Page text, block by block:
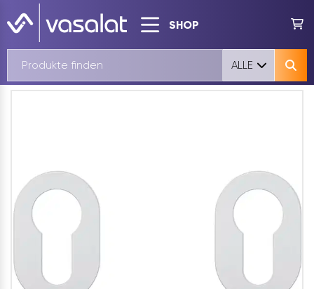
SHOP
ALLE